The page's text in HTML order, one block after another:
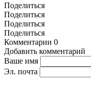
Поделиться
Поделиться
Поделиться
Поделиться
Комментарии 0
Добавить комментарий
Ваше имя
Эл. почта